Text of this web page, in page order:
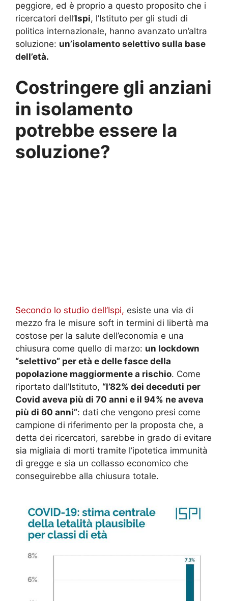
peggiore, ed è proprio a questo proposito che i
ricercatori dell’Ispi, l’Istituto per gli studi di
politica internazionale, hanno avanzato un’altra
soluzione: un’isolamento selettivo sulla base
dell’età.
Costringere gli anziani
in isolamento
potrebbe essere la
soluzione?
Secondo lo studio dell’Ispi, esiste una via di
mezzo fra le misure soft in termini di libertà ma
costose per la salute dell’economia e una
chiusura come quello di marzo: un lockdown
“selettivo” per età e delle fasce della
popolazione maggiormente a rischio. Come
riportato dall’Istituto, “l’82% dei deceduti per
Covid aveva più di 70 anni e il 94% ne aveva
più di 60 anni”: dati che vengono presi come
campione di riferimento per la proposta che, a
detta dei ricercatori, sarebbe in grado di evitare
sia migliaia di morti tramite l’ipotetica immunità
di gregge e sia un collasso economico che
conseguirebbe alla chiusura totale.